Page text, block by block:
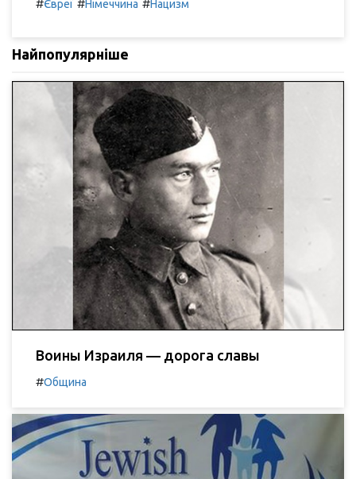
#Євреї #Німеччина #Нацизм
Найпопулярніше
Воины Израиля — дорога славы
#Община